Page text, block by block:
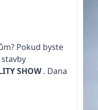
Pokud byste
SHOW. Dana